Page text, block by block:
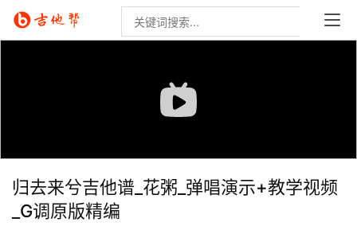
归去来兮吉他谱_花粥_弹唱演示+教学视频
_G调原版精编